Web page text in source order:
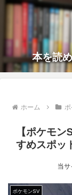
本を読
ホーム
【ポケモ
すめスポッ
当
ポケモンSV